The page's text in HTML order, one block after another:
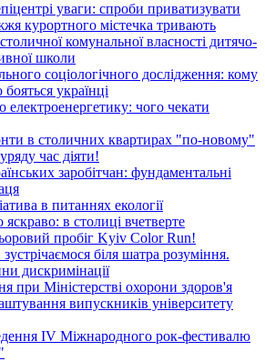
уваги: спроби приватизувати
курортного містечка тривають
комунальної власності дитячо-
школи
соціологічного дослідження: кому
українці
чого чекати
в столичних квартирах "по-новому"
час діяти!
заробітчан: фундаментальні
в питаннях екології
яскраво: в столиці вчетверте
пробіг Kyiv Color Run!
біля шатра розуміння.
дискримінації
при Міністерстві охорони здоров'я
випускників університету
IV Міжнародного рок-фестивалю